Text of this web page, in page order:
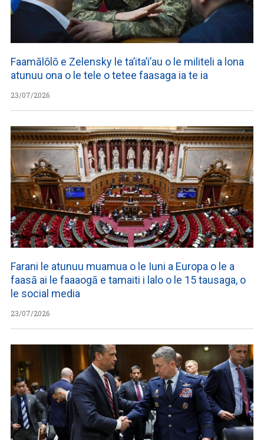
Faamālōlō e Zelensky le ta’ita’i’au o le militeli a lona
atunuu ona o le tele o tetee faasaga ia te ia
23/07/2026
Farani le atunuu muamua o le Iuni a Europa o le a
faasā ai le faaaogā e tamaiti i lalo o le 15 tausaga, o
le social media
23/07/2026